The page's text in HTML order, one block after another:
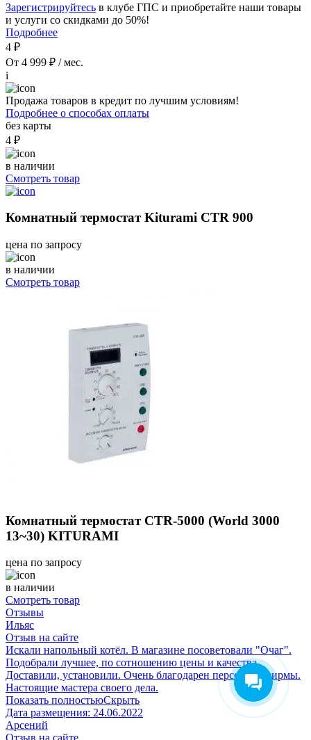
Зарегистрируйтесь в клубе ГПС и приобретайте наши товары
и услуги со скидками до 50%!
Подробнее
4 ₽
От 4 999 ₽ / мес.
i
Продажа товаров в кредит по лучшим условиям!
Подробнее о способах оплаты
без карты
4 ₽
в наличии
Смотреть товар
Комнатный термостат Kiturami CTR 900
цена по запросу
в наличии
Смотреть товар
Комнатный термостат CTR-5000 (World 3000
13~30) KITURAMI
цена по запросу
в наличии
Смотреть товар
Отзывы
Ильяс
Отзыв на сайте
Искали напольный котёл. В магазине посоветовали "Очаг".
Подобрали лучшее, по сотношению цены и качества.
Доставили, установили. Очень благодарен персоналу фирмы.
Настоящие мастера своего дела.
Показать полностьюСкрыть
Дата размещения: 24.06.2022
Арсений